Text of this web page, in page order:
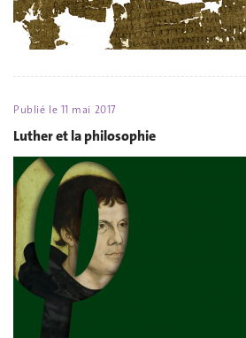
Publié le 11 mai 2017
Luther et la philosophie